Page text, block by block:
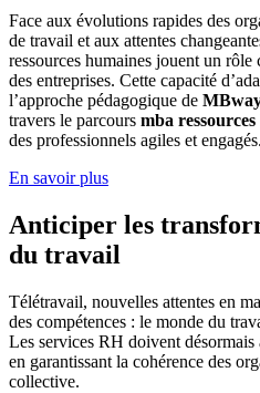
Face aux évolutions rapides des
de travail et aux attentes
ressources humaines jouent un
des entreprises. Cette capacité
l’approche pédagogique de
travers le parcours mba
des professionnels agiles et engagés.
En savoir plus
Anticiper les
du travail
Télétravail, nouvelles attentes en
des compétences : le monde du
Les services RH doivent
en garantissant la cohérence des
collective.